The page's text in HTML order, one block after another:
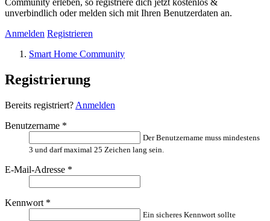
unverbindlich oder melden sich mit Ihren Benutzerdaten an.
Anmelden Registrieren
Smart Home Community
Registrierung
Bereits registriert? Anmelden
Benutzername *
Der Benutzername muss mindestens
3 und darf maximal 25 Zeichen lang sein.
E-Mail-Adresse *
Kennwort *
Ein sicheres Kennwort sollte